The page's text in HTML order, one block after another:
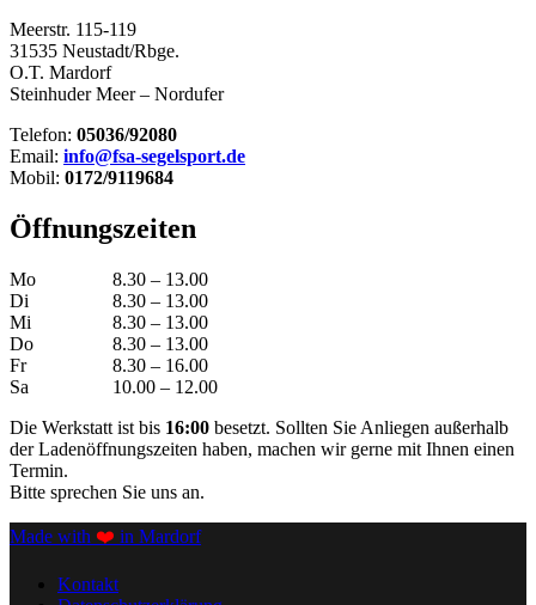
Meerstr. 115-119
31535 Neustadt/Rbge.
O.T. Mardorf
Steinhuder Meer – Nordufer
Telefon: 05036/92080
Email: info@fsa-segelsport.de
Mobil: 0172/9119684
Öffnungszeiten
Mo
8.30 – 13.00
Di
8.30 – 13.00
Mi
8.30 – 13.00
Do
8.30 – 13.00
Fr
8.30 – 16.00
Sa
10.00 – 12.00
Die Werkstatt ist bis 16:00 besetzt. Sollten Sie Anliegen außerhalb
der Ladenöffnungszeiten haben, machen wir gerne mit Ihnen einen
Termin.
Bitte sprechen Sie uns an.
Made with ❤️ in Mardorf
Kontakt